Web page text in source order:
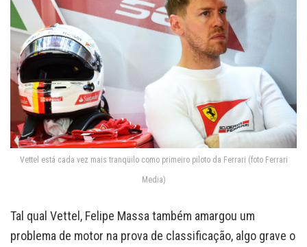
Vettel está cada vez mais tranqüilo como primeiro piloto da Ferrari (foto Ferrari
Media)
Tal qual Vettel, Felipe Massa também amargou um
problema de motor na prova de classificação, algo grave o